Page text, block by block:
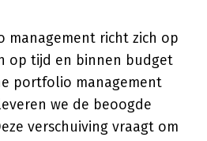
richt zich op
op tijd en binnen budget
portfolio management
we de beoogde
verschuiving vraagt om